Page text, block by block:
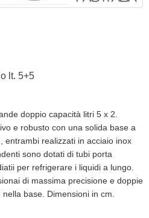
lt. 5+5
doppio capacità litri 5 x 2.
e robusto con una solida base a
entrambi realizzati in acciaio inox
sono dotati di tubi porta
per refrigerare i liquidi a lungo.
di massima precisione e doppie
base. Dimensioni in cm.